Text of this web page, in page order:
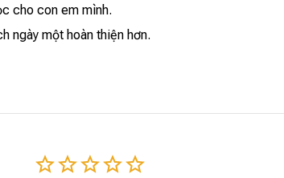
cho con em mình.
ngày một hoàn thiện hơn.